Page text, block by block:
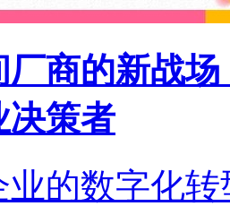
商的新战
决策者
的数字化